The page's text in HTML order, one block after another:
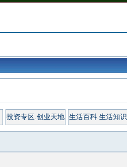
投资专区.创业天地 生活百科.生活知识